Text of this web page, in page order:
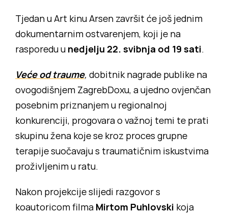
Tjedan u Art kinu Arsen završit će još jednim
dokumentarnim ostvarenjem, koji je na
rasporedu u nedjelju 22. svibnja od 19 sati.
Veće od traume, dobitnik nagrade publike na
ovogodišnjem ZagrebDoxu, a ujedno ovjenčan
posebnim priznanjem u regionalnoj
konkurenciji, progovara o važnoj temi te prati
skupinu žena koje se kroz proces grupne
terapije suočavaju s traumatičnim iskustvima
proživljenim u ratu.
Nakon projekcije slijedi razgovor s
koautoricom filma Mirtom Puhlovski koja